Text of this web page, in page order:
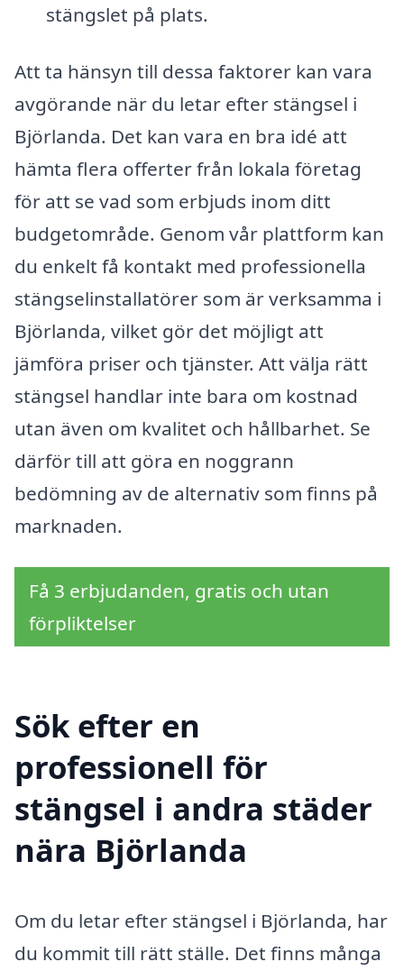
stängslet på plats.
Att ta hänsyn till dessa faktorer kan vara
avgörande när du letar efter stängsel i
Björlanda. Det kan vara en bra idé att
hämta flera offerter från lokala företag
för att se vad som erbjuds inom ditt
budgetområde. Genom vår plattform kan
du enkelt få kontakt med professionella
stängselinstallatörer som är verksamma i
Björlanda, vilket gör det möjligt att
jämföra priser och tjänster. Att välja rätt
stängsel handlar inte bara om kostnad
utan även om kvalitet och hållbarhet. Se
därför till att göra en noggrann
bedömning av de alternativ som finns på
marknaden.
Få 3 erbjudanden, gratis och utan
förpliktelser
Sök efter en
professionell för
stängsel i andra städer
nära Björlanda
Om du letar efter stängsel i Björlanda, har
du kommit till rätt ställe. Det finns många